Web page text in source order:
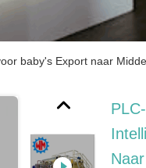
baby's Export naar